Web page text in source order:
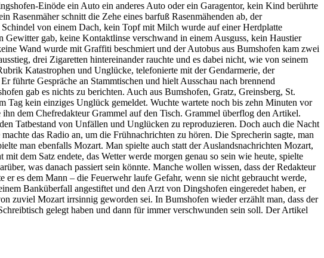
Einöde ein Auto ein anderes Auto oder ein Garagentor, kein Kind berührte
Rasenmäher schnitt die Zehe eines barfuß Rasenmähenden ab, der
von einem Dach, kein Topf mit Milch wurde auf einer Herdplatte
gab, keine Kontaktlinse verschwand in einem Ausguss, kein Haustier
Wand wurde mit Graffiti beschmiert und der Autobus aus Bumshofen kam zwei
drei Zigaretten hintereinander rauchte und es dabei nicht, wie von seinem
Katastrophen und Unglücke, telefonierte mit der Gendarmerie, der
führte Gespräche an Stammtischen und hielt Ausschau nach brennend
gab es nichts zu berichten. Auch aus Bumshofen, Gratz, Greinsberg, St.
kein einziges Unglück gemeldet. Wuchte wartete noch bis zehn Minuten vor
dem Chefredakteur Grammel auf den Tisch. Grammel überflog den Artikel.
Tatbestand von Unfällen und Unglücken zu reproduzieren. Doch auch die Nacht
das Radio an, um die Frühnachrichten zu hören. Die Sprecherin sagte, man
man ebenfalls Mozart. Man spielte auch statt der Auslandsnachrichten Mozart,
dem Satz endete, das Wetter werde morgen genau so sein wie heute, spielte
was danach passiert sein könnte. Manche wollen wissen, dass der Redakteur
es dem Mann – die Feuerwehr laufe Gefahr, wenn sie nicht gebraucht werde,
Banküberfall angestiftet und den Arzt von Dingshofen eingeredet haben, er
zuviel Mozart irrsinnig geworden sei. In Bumshofen wieder erzählt man, dass der
gelegt haben und dann für immer verschwunden sein soll. Der Artikel